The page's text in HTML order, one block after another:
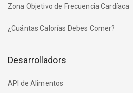
Zona Objetivo de Frecuencia Cardíaca
¿Cuántas Calorías Debes Comer?
Desarrolladors
API de Alimentos